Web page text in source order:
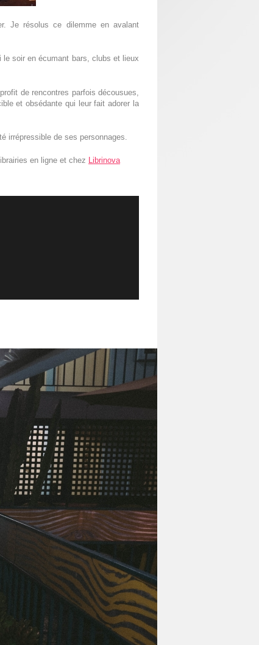
Je résolus ce dilemme en avalant
le soir en écumant bars, clubs et lieux
de rencontres parfois décousues,
et obsédante qui leur fait adorer la
irrépressible de ses personnages.
en ligne et chez Librinova